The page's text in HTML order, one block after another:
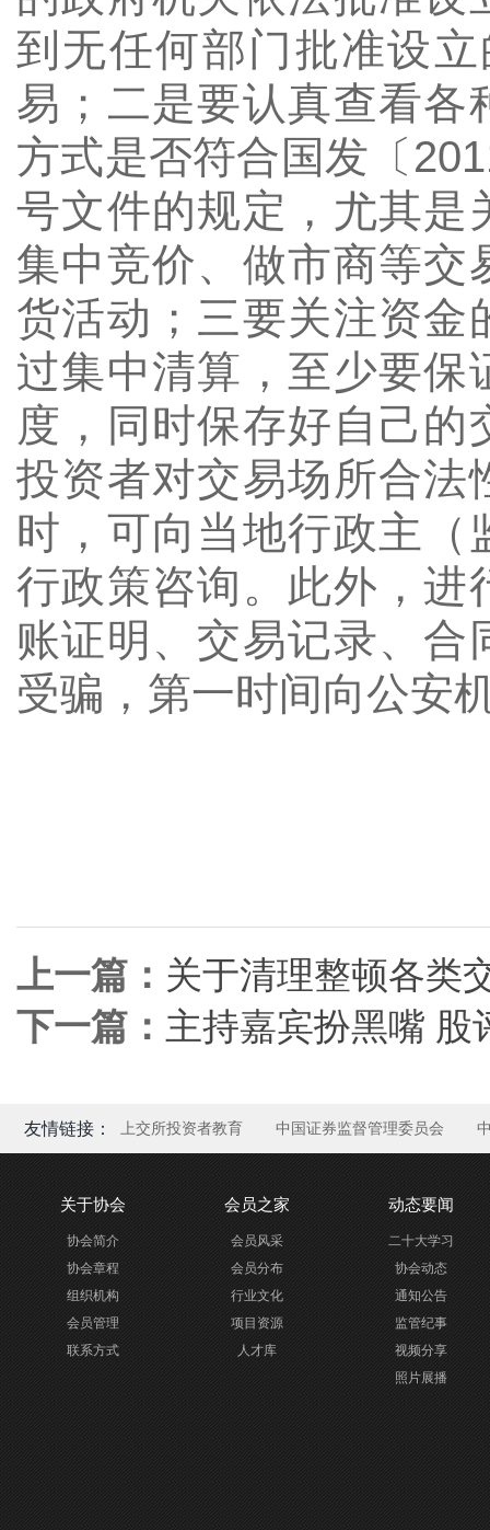
到无任何部门批准设立
易；二是要认真查看各
方式是否符合国发〔
号文件的规定，尤其是
集中竞价、做市商等交
货活动；三要关注资金
过集中清算，至少要保
度，同时保存好自己
投资者对交易场所合法
时，可向当地行政主（
行政策咨询。此外，进
账证明、交易记录、合
受骗，第一时间向公安
上一篇： 关于清理整顿各类
下一篇： 主持嘉宾扮黑嘴 股
友情链接： 上交所投资者教育 中国证券监督管理委员会
关于协会
协会简介
协会章程
组织机构
会员管理
联系方式
会员之家
会员风采
会员分布
行业文化
项目资源
人才库
动态要闻
二十大学习
协会动态
通知公告
监管纪事
视频分享
照片展播